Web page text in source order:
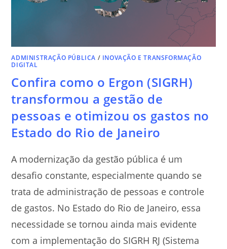
ADMINISTRAÇÃO PÚBLICA / INOVAÇÃO E TRANSFORMAÇÃO
DIGITAL
Confira como o Ergon (SIGRH)
transformou a gestão de
pessoas e otimizou os gastos no
Estado do Rio de Janeiro
A modernização da gestão pública é um
desafio constante, especialmente quando se
trata de administração de pessoas e controle
de gastos. No Estado do Rio de Janeiro, essa
necessidade se tornou ainda mais evidente
com a implementação do SIGRH RJ (Sistema